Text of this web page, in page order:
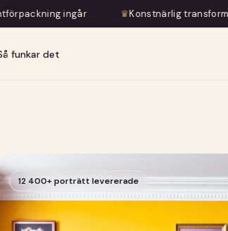
♛Konstnärlig transformation — inget filter
funkar det
12 400+ porträtt levererade